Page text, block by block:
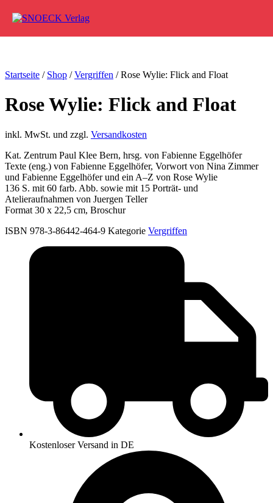
Startseite / Shop /Vergriffen / Rose Wylie: Flick and Float
Rose Wylie: Flick and Float
inkl. MwSt. und zzgl. Versandkosten
Kat. Zentrum Paul Klee Bern, hrsg. von Fabienne Eggelhöfer
Texte (eng.) von Fabienne Eggelhöfer, Vorwort von Nina Zimmer
und Fabienne Eggelhöfer und ein A–Z von Rose Wylie
136 S. mit 60 farb. Abb. sowie mit 15 Porträt- und
Atelieraufnahmen von Juergen Teller
Format 30 x 22,5 cm, Broschur
ISBN 978-3-86442-464-9 Kategorie Vergriffen
Kostenloser Versand in DE